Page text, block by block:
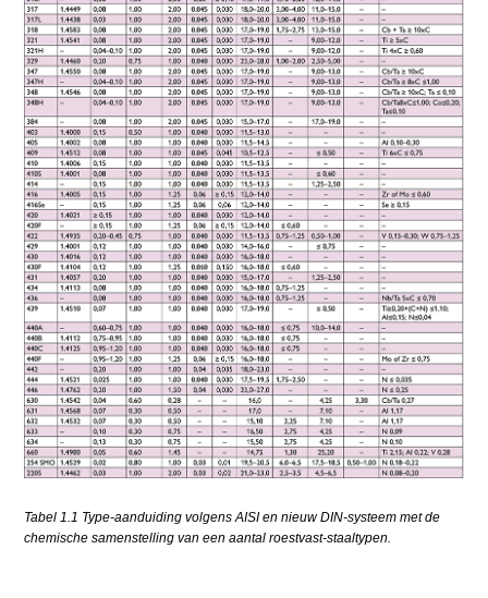
Tabel 1.1 Type-aanduiding volgens AISI en nieuw DIN-systeem met de
chemische samenstelling van een aantal roestvast-staaltypen.